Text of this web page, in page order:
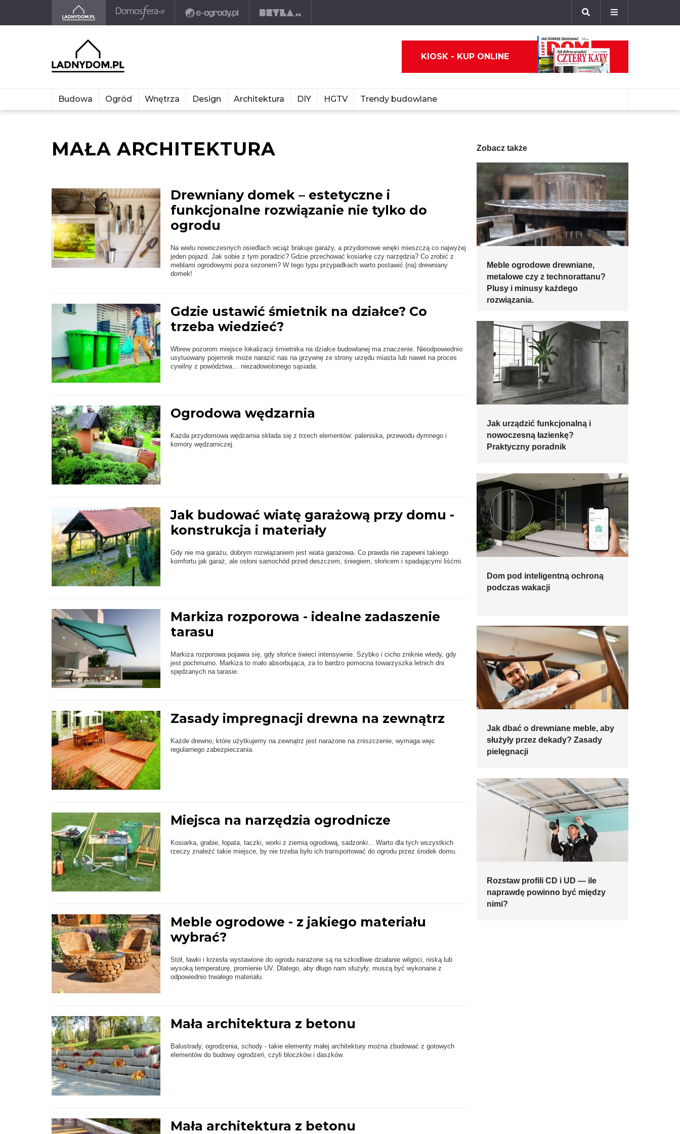
KIOSK - KUP ONLINE
Budowa Ogród Wnętrza Design Architektura DIY HGTV Trendy budowlane
MAŁA ARCHITEKTURA
Drewniany domek – estetyczne i
funkcjonalne rozwiązanie nie tylko do
ogrodu
Na wielu nowoczesnych osiedlach wciąż brakuje garaży, a przydomowe wnęki mieszczą co najwyżej
jeden pojazd. Jak sobie z tym poradzić? Gdzie przechować kosiarkę czy narzędzia? Co zrobić z
meblami ogrodowymi poza sezonem? W tego typu przypadkach warto postawić (na) drewniany
domek!
Gdzie ustawić śmietnik na działce? Co
trzeba wiedzieć?
Wbrew pozorom miejsce lokalizacji śmietnika na działce budowlanej ma znaczenie. Nieodpowiednio
usytuowany pojemnik może narazić nas na grzywnę ze strony urzędu miasta lub nawet na proces
cywilny z powództwa… niezadowolonego sąsiada.
Ogrodowa wędzarnia
Każda przydomowa wędzarnia składa się z trzech elementów: paleniska, przewodu dymnego i
komory wędzarniczej.
Jak budować wiatę garażową przy domu -
konstrukcja i materiały
Gdy nie ma garażu, dobrym rozwiązaniem jest wiata garażowa. Co prawda nie zapewni takiego
komfortu jak garaż, ale osłoni samochód przed deszczem, śniegiem, słońcem i spadającymi liśćmi.
Markiza rozporowa - idealne zadaszenie
tarasu
Markiza rozporowa pojawia się, gdy słońce świeci intensywnie. Szybko i cicho zniknie wtedy, gdy
jest pochmurno. Markiza to mało absorbująca, za to bardzo pomocna towarzyszka letnich dni
spędzanych na tarasie.
Zasady impregnacji drewna na zewnątrz
Każde drewno, które użytkujemy na zewnątrz jest narażone na zniszczenie, wymaga więc
regularnego zabezpieczania.
Miejsca na narzędzia ogrodnicze
Kosiarka, grabie, łopata, taczki, worki z ziemią ogrodową, sadzonki... Warto dla tych wszystkich
rzeczy znaleźć takie miejsce, by nie trzeba było ich transportować do ogrodu przez środek domu.
Meble ogrodowe - z jakiego materiału
wybrać?
Stół, ławki i krzesła wystawione do ogrodu narażone są na szkodliwe działanie wilgoci, niską lub
wysoką temperaturę, promienie UV. Dlatego, aby długo nam służyły, muszą być wykonane z
odpowiednio trwałego materiału.
Mała architektura z betonu
Balustrady, ogrodzenia, schody - takie elementy małej architektury można zbudować z gotowych
elementów do budowy ogrodzeń, czyli bloczków i daszków.
Mała architektura z betonu
Zobacz także
Meble ogrodowe drewniane,
metalowe czy z technorattanu?
Plusy i minusy każdego
rozwiązania.
Jak urządzić funkcjonalną i
nowoczesną łazienkę?
Praktyczny poradnik
Dom pod inteligentną ochroną
podczas wakacji
Jak dbać o drewniane meble, aby
służyły przez dekady? Zasady
pielęgnacji
Rozstaw profili CD i UD — ile
naprawdę powinno być między
nimi?